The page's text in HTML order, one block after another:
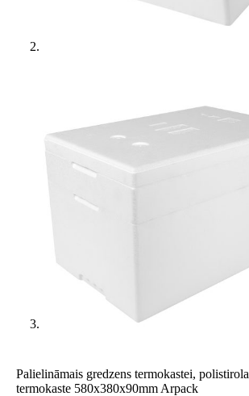
Palielināmais gredzens termokastei, polistirola
termokaste 580x380x90mm Arpack